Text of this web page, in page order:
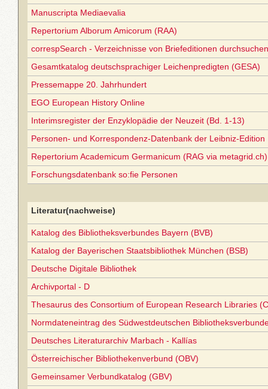
Manuscripta Mediaevalia
Repertorium Alborum Amicorum (RAA)
correspSearch - Verzeichnisse von Briefeditionen
Gesamtkatalog deutschsprachiger Leichenpredigten (GESA)
Pressemappe 20. Jahrhundert
EGO European History Online
Interimsregister der Enzyklopädie der Neuzeit (Bd. 1-13)
Personen- und Korrespondenz-Datenbank der Leibniz-Edition
Repertorium Academicum Germanicum (RAG via
Forschungsdatenbank so:fie Personen
Literatur(nachweise)
Katalog des Bibliotheksverbundes Bayern (BVB)
Katalog der Bayerischen Staatsbibliothek München (BSB)
Deutsche Digitale Bibliothek
Archivportal - D
Thesaurus des Consortium of European Research Libraries
Normdateneintrag des Südwestdeutschen
Deutsches Literaturarchiv Marbach - Kallías
Österreichischer Bibliothekenverbund (OBV)
Gemeinsamer Verbundkatalog (GBV)